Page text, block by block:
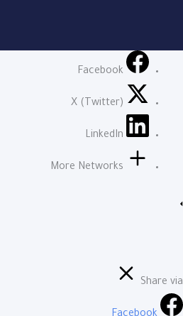
Facebook
X (Twitter)
LinkedIn
More Networks
Share via